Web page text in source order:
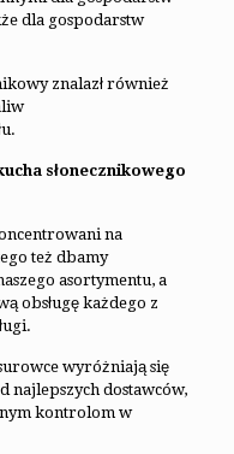
dla gospodarstw
znalazł również
słonecznikowego
na
też dbamy
asortymentu, a
obsługę każdego z
wyróżniają się
najlepszych dostawców,
kontrolom w